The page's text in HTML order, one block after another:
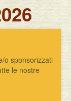
o sponsorizzati
le nostre